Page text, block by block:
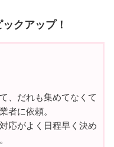
クアップ！
、だれも集めてなくて
者に依頼。
応がよく日程早く決め